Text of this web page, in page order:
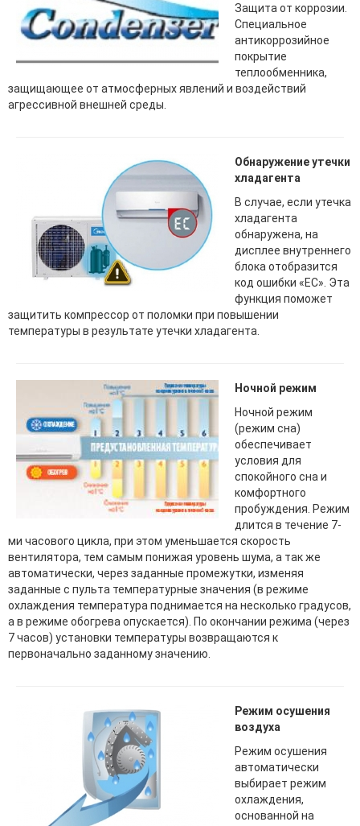
Защита от коррозии.
Специальное
антикоррозийное
покрытие
теплообменника,
защищающее от атмосферных явлений и воздействий
агрессивной внешней среды.
Обнаружение утечки
хладагента
В случае, если утечка
хладагента
обнаружена, на
дисплее внутреннего
блока отобразится
код ошибки «EС». Эта
функция поможет
защитить компрессор от поломки при повышении
температуры в результате утечки хладагента.
Ночной режим
Ночной режим
(режим сна)
обеспечивает
условия для
спокойного сна и
комфортного
пробуждения. Режим
длится в течение 7-
ми часового цикла, при этом уменьшается скорость
вентилятора, тем самым понижая уровень шума, а так же
автоматически, через заданные промежутки, изменяя
заданные с пульта температурные значения (в режиме
охлаждения температура поднимается на несколько градусов,
а в режиме обогрева опускается). По окончании режима (через
7 часов) установки температуры возвращаются к
первоначально заданному значению.
Режим осушения
воздуха
Режим осушения
автоматически
выбирает режим
охлаждения,
основанной на